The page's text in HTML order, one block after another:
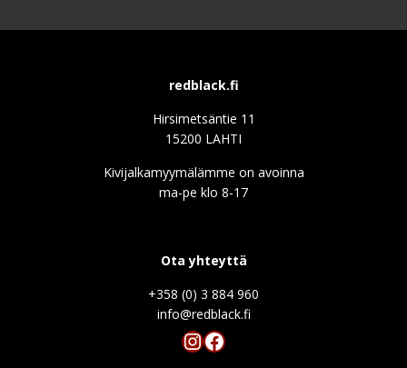
redblack.fi
Hirsimetsäntie 11
15200 LAHTI
Kivijalkamyymälämme on avoinna
ma-pe klo 8-17
Ota yhteyttä
+358 (0) 3 884 960
info@redblack.f
Instagram
Facebook